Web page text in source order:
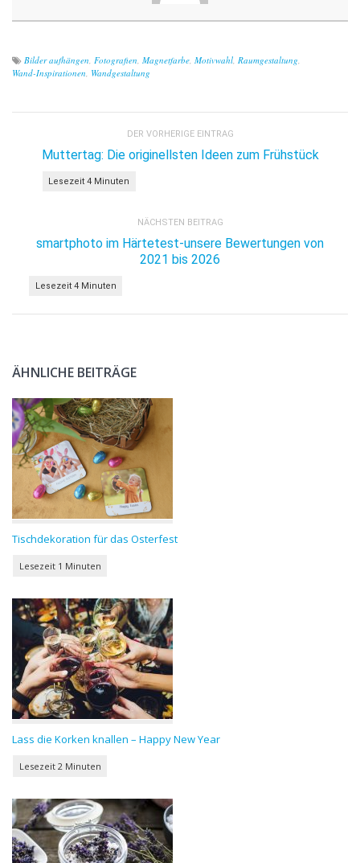
Bilder aufhängen, Fotografien, Magnetfarbe, Motivwahl, Raumgestaltung,
Wand-Inspirationen, Wandgestaltung
DER VORHERIGE EINTRAG
Muttertag: Die originellsten Ideen zum Frühstück
NÄCHSTEN BEITRAG
smartphoto im Härtetest-unsere Bewertungen von
2021 bis 2026
ÄHNLICHE BEITRÄGE
Tischdekoration für das Osterfest
Lass die Korken knallen – Happy New Year